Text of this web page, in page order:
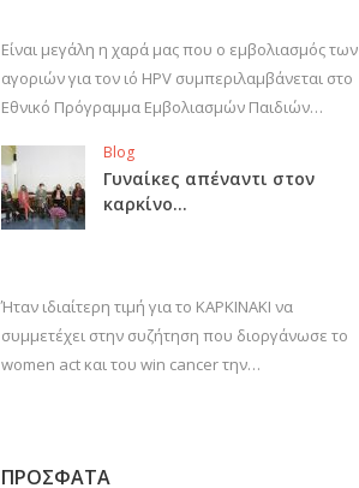
Είναι μεγάλη η χαρά μας που ο εμβολιασμός των
αγοριών για τον ιό HPV συμπεριλαμβάνεται στο
Εθνικό Πρόγραμμα Εμβολιασμών Παιδιών…
Blog
Γυναίκες απέναντι στον
καρκίνο…
Ήταν ιδιαίτερη τιμή για το ΚΑΡΚΙΝΑΚΙ να
συμμετέχει στην συζήτηση που διοργάνωσε το
women act και του win cancer την…
ΠΡΟΣΦΑΤΑ